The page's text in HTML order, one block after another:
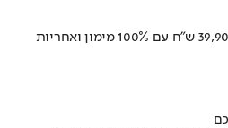
סיאט ויונדאי מדוגמות החל מ-39,900 ש״ח עם 100% מימון ואחריות